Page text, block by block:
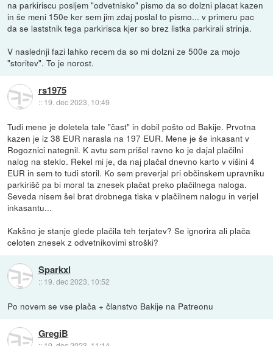
na parkiriscu posljem "odvetnisko" pismo da so dolzni placat kazen
in še meni 150e ker sem jim zdaj poslal to pismo... v primeru pac
da se laststnik tega parkirisca kjer so brez listka parkirali strinja.
V naslednji fazi lahko recem da so mi dolzni ze 500e za mojo
"storitev". To je norost.
rs1975
:: 19. dec 2023, 10:49
Tudi mene je doletela tale "čast" in dobil pošto od Bakije. Prvotna
kazen je iz 38 EUR narasla na 197 EUR. Mene je še inkasant v
Rogoznici nategnil. K avtu sem prišel ravno ko je dajal plačilni
nalog na steklo. Rekel mi je, da naj plačal dnevno karto v višini 4
EUR in sem to tudi storil. Ko sem preverjal pri občinskem upravniku
parkirišč pa bi moral ta znesek plačat preko plačilnega naloga.
Seveda nisem šel brat drobnega tiska v plačilnem nalogu in verjel
inkasantu...
Kakšno je stanje glede plačila teh terjatev? Se ignorira ali plača
celoten znesek z odvetnikovimi stroški?
Sparkxl
:: 19. dec 2023, 10:52
Po novem se vse plača + članstvo Bakije na Patreonu
GregiB